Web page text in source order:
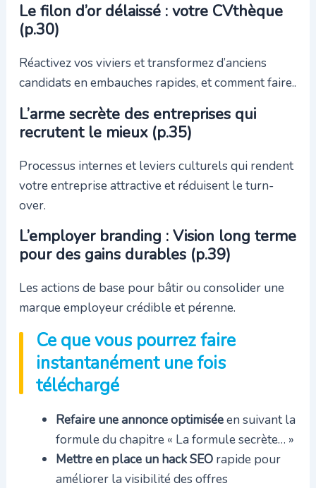
Le filon d’or délaissé : votre CVthèque
(p.30)
Réactivez vos viviers et transformez d’anciens
candidats en embauches rapides, et comment faire..
L’arme secrète des entreprises qui
recrutent le mieux (p.35)
Processus internes et leviers culturels qui rendent
votre entreprise attractive et réduisent le turn-
over.
L’employer branding : Vision long terme
pour des gains durables (p.39)
Les actions de base pour bâtir ou consolider une
marque employeur crédible et pérenne.
Ce que vous pourrez faire
instantanément une fois
téléchargé
Refaire une annonce optimiséeen suivant la
formule du chapitre « La formule secrète… »
Mettre en place un hack SEOrapide pour
améliorer la visibilité des offres